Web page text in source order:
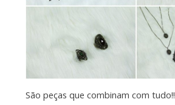
São peças que combinam com tudo!!